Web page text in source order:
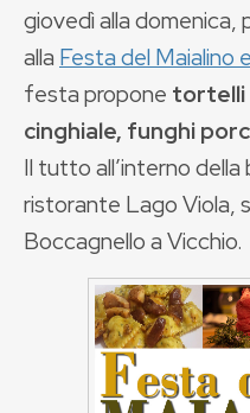
giovedì alla
alla Festa del Maialino
festa propone tortelli
cinghiale, funghi
Il tutto all’interno della
ristorante Lago Viola,
Boccagnello a Vicchio.